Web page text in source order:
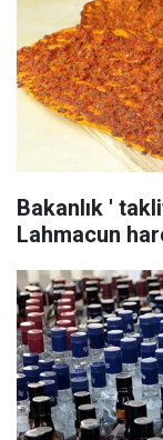
Bakanlık '
Lahmacun